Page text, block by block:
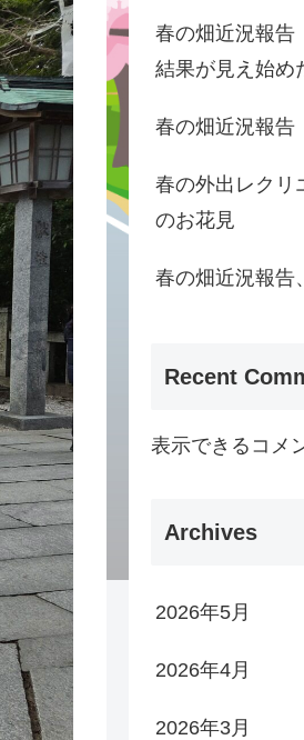
春の畑近況報
結果が見え始め
春の畑近況報
春の外出レクリ
のお花見
春の畑近況報
Recent
表示できるコメ
Archives
2026年5月
2026年4月
2026年3月